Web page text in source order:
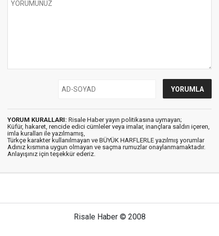
YORUM KURALLARI: Risale Haber yayın politikasına uymayan;
Küfür, hakaret, rencide edici cümleler veya imalar, inançlara saldırı içeren,
imla kuralları ile yazılmamış,
Türkçe karakter kullanılmayan ve BÜYÜK HARFLERLE yazılmış yorumlar
Adınız kısmına uygun olmayan ve saçma rumuzlar onaylanmamaktadır.
Anlayışınız için teşekkür ederiz.
Risale Haber © 2008